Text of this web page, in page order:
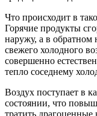
Что происходит в
Горячие продукты
наружу, а в обратном
свежего холодного
совершенно
тепло соседнему
Воздух поступает в
состоянии, что
тратить